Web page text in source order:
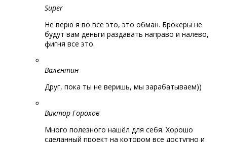
Super
Не верю я во все это, это обман. Брокеры не
будут вам деньги раздавать направо и налево,
фигня все это.
Валентин
Друг, пока ты не веришь, мы зарабатываем))
Виктор Горохов
Много полезного нашёл для себя. Хорошо
сделанный проект на котором все доступно и